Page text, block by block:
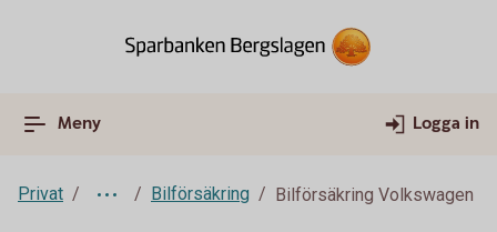
Meny Logga in
Privat Bilförsäkring Bilförsäkring Volkswagen